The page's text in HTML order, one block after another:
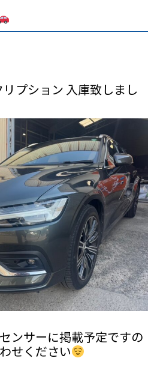
リプション 入庫致しまし
ンサーに掲載予定ですの
せください